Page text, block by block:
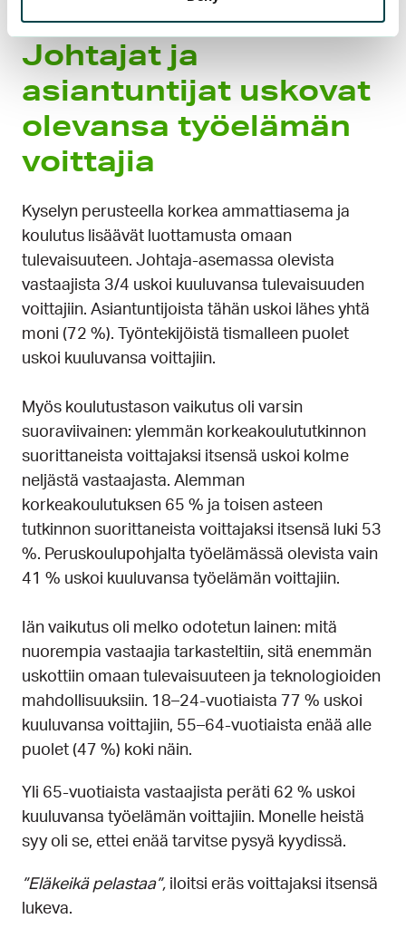
Johtajat ja
asiantuntijat uskovat
olevansa työelämän
voittajia
Kyselyn perusteella korkea ammattiasema ja
koulutus lisäävät luottamusta omaan
tulevaisuuteen. Johtaja-asemassa olevista
vastaajista 3/4 uskoi kuuluvansa tulevaisuuden
voittajiin. Asiantuntijoista tähän uskoi lähes yhtä
moni (72 %). Työntekijöistä tismalleen puolet
uskoi kuuluvansa voittajiin.
Myös koulutustason vaikutus oli varsin
suoraviivainen: ylemmän korkeakoulututkinnon
suorittaneista voittajaksi itsensä uskoi kolme
neljästä vastaajasta. Alemman
korkeakoulutuksen 65 % ja toisen asteen
tutkinnon suorittaneista voittajaksi itsensä luki 53
%. Peruskoulupohjalta työelämässä olevista vain
41 % uskoi kuuluvansa työelämän voittajiin.
Iän vaikutus oli melko odotetun lainen: mitä
nuorempia vastaajia tarkasteltiin, sitä enemmän
uskottiin omaan tulevaisuuteen ja teknologioiden
mahdollisuuksiin. 18–24-vuotiaista 77 % uskoi
kuuluvansa voittajiin, 55–64-vuotiaista enää alle
puolet (47 %) koki näin.
Yli 65-vuotiaista vastaajista peräti 62 % uskoi
kuuluvansa työelämän voittajiin. Monelle heistä
syy oli se, ettei enää tarvitse pysyä kyydissä.
”Eläkeikä pelastaa”, iloitsi eräs voittajaksi itsensä
lukeva.